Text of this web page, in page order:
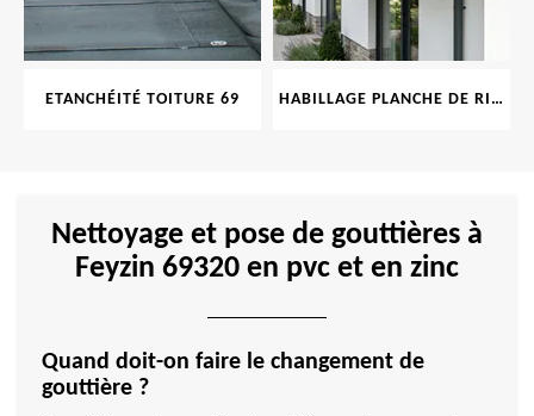
ETANCHÉITÉ TOITURE 69 HABILLAGE PLANCHE DE RIVE 69
Nettoyage et pose de gouttières à
Feyzin 69320 en pvc et en zinc
Quand doit-on faire le changement de
gouttière ?